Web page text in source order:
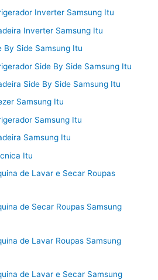
Inverter Samsung Itu
Inverter Samsung Itu
By Side Samsung Itu
Side By Side Samsung Itu
Side By Side Samsung Itu
Samsung Itu
Samsung Itu
Samsung Itu
Itu
de Lavar e Secar Roupas
de Secar Roupas Samsung
de Lavar Roupas Samsung
de Lavar e Secar Samsung